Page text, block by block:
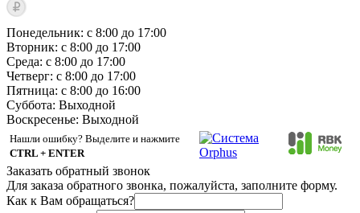
Понедельник: с 8:00 до 17:00
Вторник: с 8:00 до 17:00
Среда: с 8:00 до 17:00
Четверг: с 8:00 до 17:00
Пятница: с 8:00 до 16:00
Суббота: Выходной
Воскресенье: Выходной
Нашли ошибку? Выделите и нажмите
CTRL + ENTER
Заказать обратный звонок
Для заказа обратного звонка, пожалуйста, заполните форму.
Как к Вам обращаться?